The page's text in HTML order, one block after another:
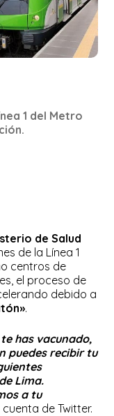
1 del Metro
de Salud
de la Línea 1
centros de
el proceso de
debido a
.
has vacunado,
puedes recibir tu
Lima.
a tu
de Twitter.